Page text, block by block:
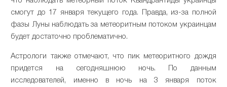
смогут до 17 января текущего года. Правда, из-за полной
фазы Луны наблюдать за метеоритным потоком украинцам
будет достаточно проблематично.
Астрологи также отмечают, что пик метеоритного дождя
придется на сегодняшнюю ночь. По данным
исследователей, именно в ночь на 3 января поток